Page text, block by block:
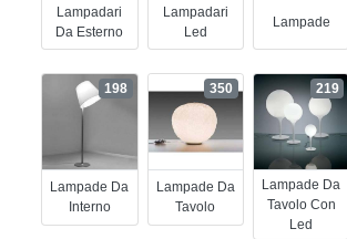
Lampadari
Da Esterno
Lampadari
Led
Lampade
Lampade Da
Interno
198
Lampade Da
Tavolo
350
Lampade Da
Tavolo Con
Led
219